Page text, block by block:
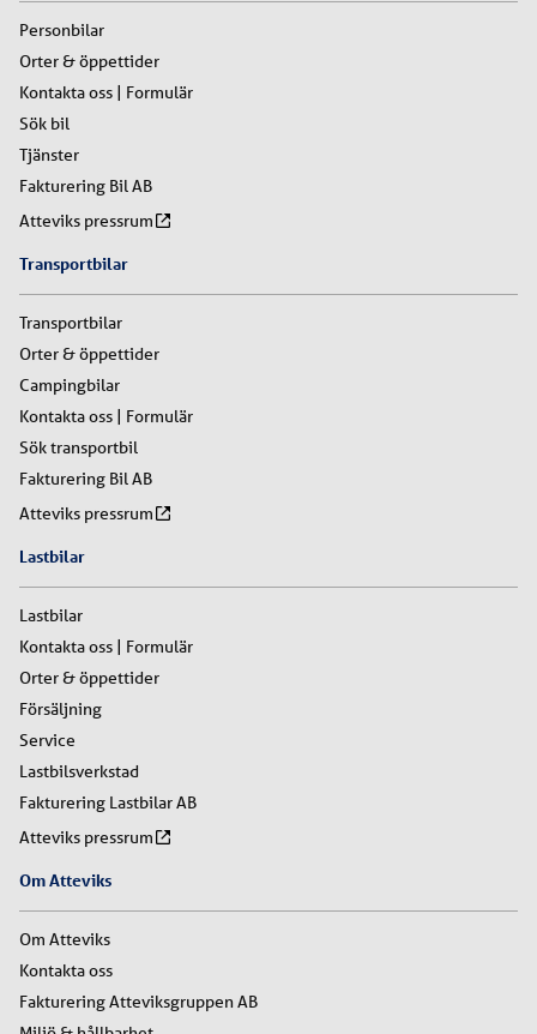
Personbilar
Orter & öppettider
Kontakta oss | Formulär
Sök bil
Tjänster
Fakturering Bil AB
Atteviks pressrum
Transportbilar
Transportbilar
Orter & öppettider
Campingbilar
Kontakta oss | Formulär
Sök transportbil
Fakturering Bil AB
Atteviks pressrum
Lastbilar
Lastbilar
Kontakta oss | Formulär
Orter & öppettider
Försäljning
Service
Lastbilsverkstad
Fakturering Lastbilar AB
Atteviks pressrum
Om Atteviks
Om Atteviks
Kontakta oss
Fakturering Atteviksgruppen AB